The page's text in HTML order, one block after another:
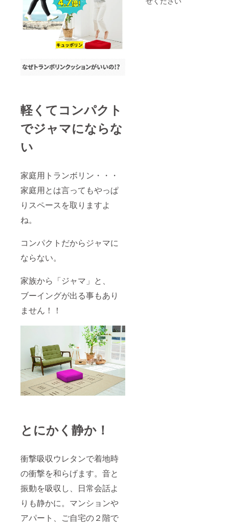
軽くてコンパクト
でジャマにならな
い
家庭用トランボリン・・・
家庭用とは言ってもやっぱ
りスペースを取りますよ
ね。
コンパクトだからジャマに
ならない。
家族から「ジャマ」と、
ブーイングが出る事もあり
ません！！
とにかく静か！
衝撃吸収ウレタンで着地時
の衝撃を和らげます。音と
振動を吸収し、日常会話よ
りも静かに。マンションや
アパート、ご自宅の２階で